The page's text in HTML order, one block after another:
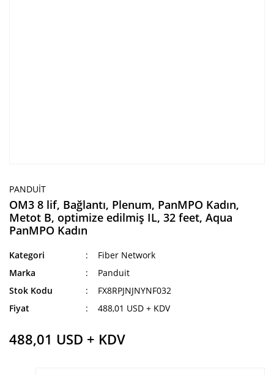
PANDUIT
OM3 8 lif, Bağlantı, Plenum, PanMPO Kadın,
Metot B, optimize edilmiş IL, 32 feet, Aqua
PanMPO Kadın
Kategori
Fiber Network
Marka
Panduit
Stok Kodu
FX8RPJNJNYNF032
Fiyat
488,01 USD + KDV
488,01 USD + KDV